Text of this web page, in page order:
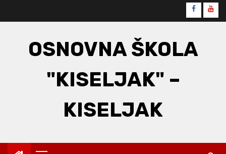
Facebook
OSNOVNA ŠKOLA
"KISELJAK" –
KISELJAK